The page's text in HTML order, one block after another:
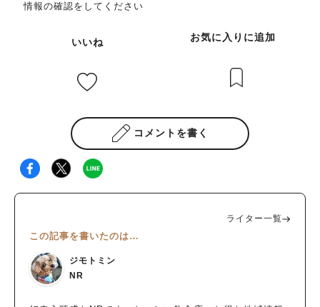
情報の確認をしてください
いいね お気に入りに追加
コメントを書く
ライター一覧
この記事を書いたのは…
ジモトミン
NR